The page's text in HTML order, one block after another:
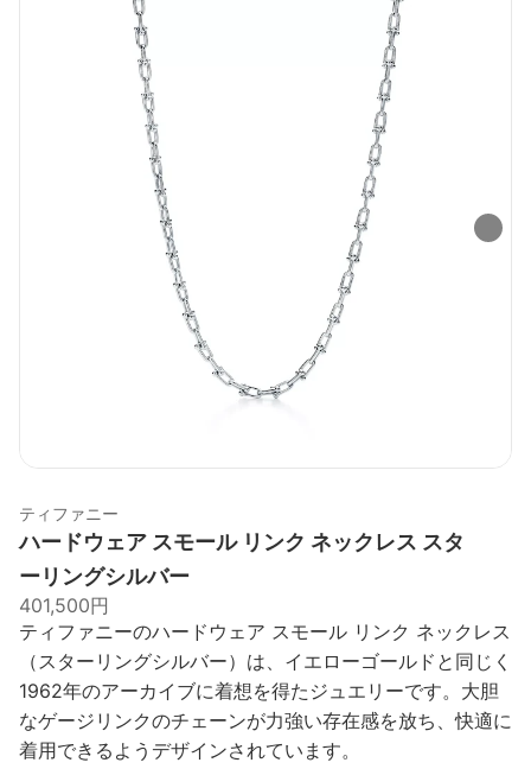
ティファニー
ハードウェア スモール リンク ネックレス スタ
ーリングシルバー
401,500円
ティファニーのハードウェア スモール リンク ネックレス
（スターリングシルバー）は、イエローゴールドと同じく
1962年のアーカイブに着想を得たジュエリーです。大胆
なゲージリンクのチェーンが力強い存在感を放ち、快適に
着用できるようデザインされています。